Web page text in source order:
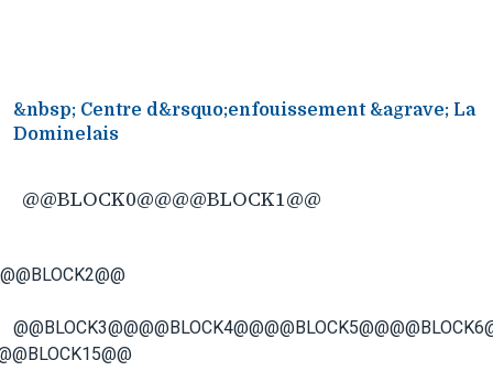
&nbsp; Centre d&rsquo;enfouissement &agrave; La
Dominelais
@@BLOCK0@@@@BLOCK1@@
@@BLOCK2@@